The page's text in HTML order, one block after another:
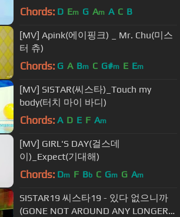
Chords: D Em G Am A C B
[MV] Apink(에이핑크) _ Mr. Chu(미스
터 츄)
Chords: G A Bm C G#m E Em
[MV] SISTAR(씨스타)_Touch my
body(터치 마이 바디)
Chords: A D E F Am
[MV] GIRL'S DAY(걸스데
이)_Expect(기대해)
Chords: Dm F Bb C Gm G Am
SISTAR19 씨스타19 - 있다 없으니까
(GONE NOT AROUND ANY LONGER)